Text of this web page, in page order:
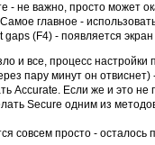
- не важно, просто может
главное -
(F4) - появляется
и все, процесс настройки
пару минут он
Accurate. Если же и это
Secure одним из
совсем просто -